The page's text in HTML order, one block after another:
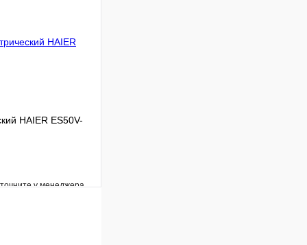
HAIER ES50V-
у менеджера